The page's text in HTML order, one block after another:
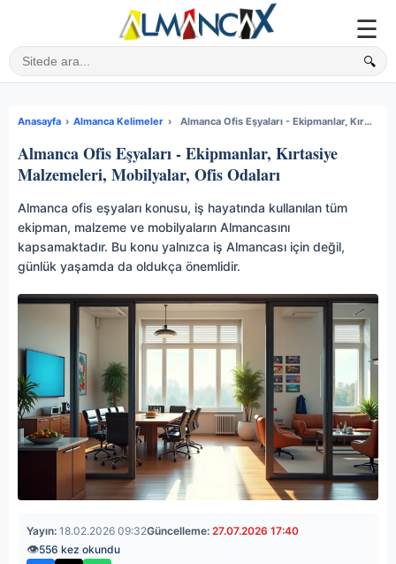
☰
Sitede ara
🔍
Anasayfa › Almanca Kelimeler › Almanca Ofis Eşyaları - Ekipmanlar, Kırtasiye Malzemeleri, Mobilyalar, Ofis Odaları
Almanca Ofis Eşyaları - Ekipmanlar, Kırtasiye
Malzemeleri, Mobilyalar, Ofis Odaları
Almanca ofis eşyaları konusu, iş hayatında kullanılan tüm
ekipman, malzeme ve mobilyaların Almancasını
kapsamaktadır. Bu konu yalnızca iş Almancası için değil,
günlük yaşamda da oldukça önemlidir.
Yayın: 18.02.2026 09:32Güncelleme: 27.07.2026 17:40
👁556 kez okundu